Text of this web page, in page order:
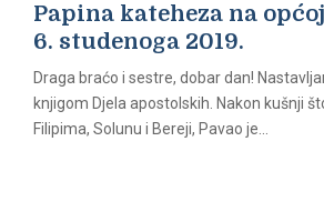
N
U
Papina kateheza na
6. studenoga 2019.
Draga braćo i sestre, dobar dan!
knjigom Djela apostolskih. Nakon kušnji
Filipima, Solunu i Bereji, Pavao je...